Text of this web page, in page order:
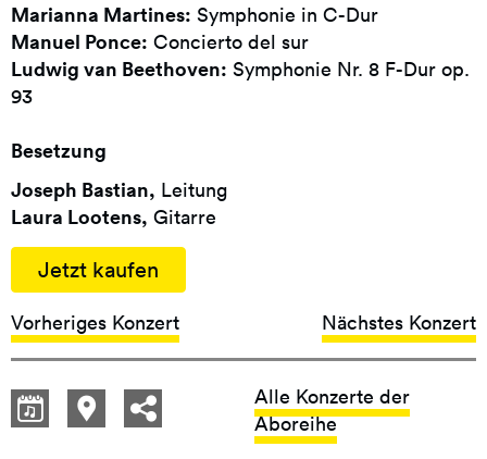
Marianna Martines: Symphonie in C-Dur
Manuel Ponce: Concierto del sur
Ludwig van Beethoven: Symphonie Nr. 8 F-Dur op.
93
Besetzung
Joseph Bastian, Leitung
Laura Lootens, Gitarre
Jetzt kaufen
Vorheriges Konzert Nächstes Konzert
Alle Konzerte der
Aboreihe